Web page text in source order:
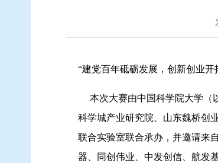
“建党百年砥砺发展，创新创业开
本次大赛由中国科学院大学（
科学城产业研究院、山东魏桥创
联合实验室联合承办，并邀请来
器、同创伟业、中发创信、航发